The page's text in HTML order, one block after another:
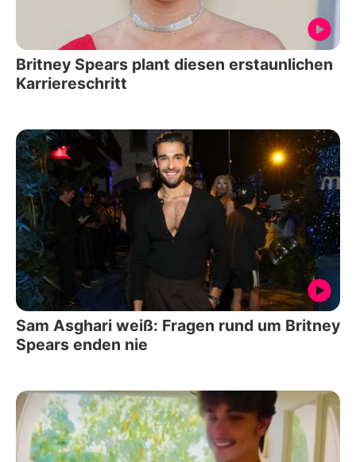
Britney Spears plant diesen erstaunlichen
Karriereschritt
Sam Asghari weiß: Fragen rund um Britney
Spears enden nie